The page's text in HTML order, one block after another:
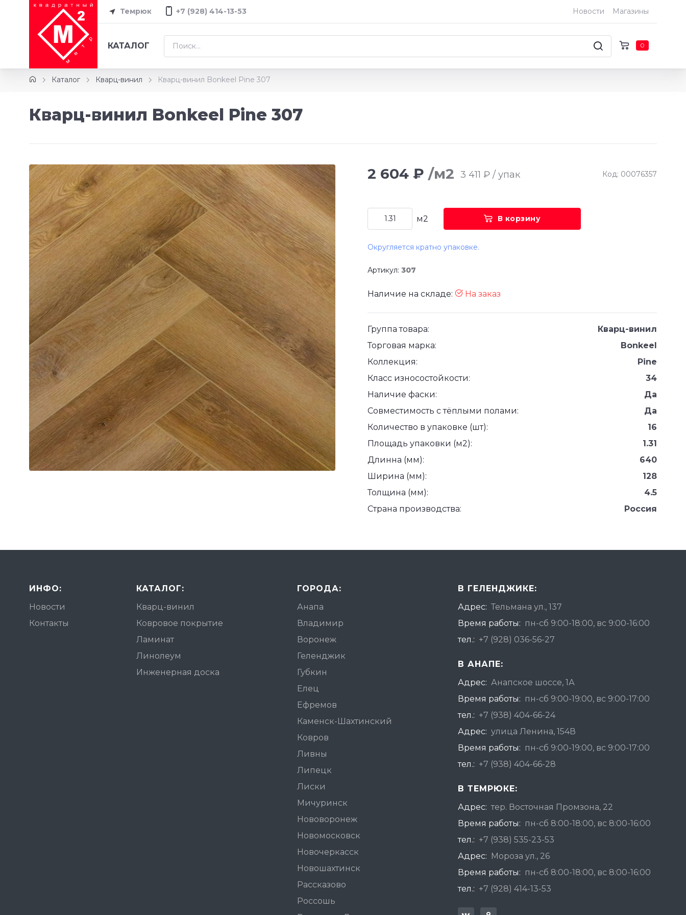
Темрюк +7 (928) 414-13-53 Новости Магазины
КАТАЛОГ 0
Каталог Кварц-винил Кварц-винил Bonkeel Pine 307
Кварц-винил Bonkeel Pine 307
2 604 ₽ /м2 3 411 ₽ / упак Код: 00076357
м2 В корзину
Округляется кратно упаковке.
Артикул: 307
Наличие на складе: На заказ
Группа товара:
Кварц-винил
Торговая марка:
Bonkeel
Коллекция:
Pine
Класс износостойкости:
34
Наличие фаски:
Да
Совместимость с тёплыми полами:
Да
Количество в упаковке (шт):
16
Площадь упаковки (м2):
1.31
Длинна (мм):
640
Ширина (мм):
128
Толщина (мм):
4.5
Страна производства:
Россия
ИНФО:
Новости
Контакты
КАТАЛОГ:
Кварц-винил
Ковровое покрытие
Ламинат
Линолеум
Инженерная доска
ГОРОДА:
Анапа
Владимир
Воронеж
Геленджик
Губкин
Елец
Ефремов
Каменск-Шахтинский
Ковров
Ливны
Липецк
Лиски
Мичуринск
Нововоронеж
Новомосковск
Новочеркасск
Новошахтинск
Рассказово
Россошь
В ГЕЛЕНДЖИКЕ:
Адрес: Тельмана ул., 137
Время работы: пн-сб 9:00-18:00, вс 9:00-16:00
тел.: +7 (928) 036-56-27
В АНАПЕ:
Адрес: Анапское шоссе, 1А
Время работы: пн-сб 9:00-19:00, вс 9:00-17:00
тел.: +7 (938) 404-66-24
Адрес: улица Ленина, 154В
Время работы: пн-сб 9:00-19:00, вс 9:00-17:00
тел.: +7 (938) 404-66-28
В ТЕМРЮКЕ:
Адрес: тер. Восточная Промзона, 22
Время работы: пн-сб 8:00-18:00, вс 8:00-16:00
тел.: +7 (938) 535-23-53
Адрес:
Мороза ул., 26
Время работы: пн-сб 8:00-18:00, вс 8:00-16:00
тел.: +7 (928) 414-13-53